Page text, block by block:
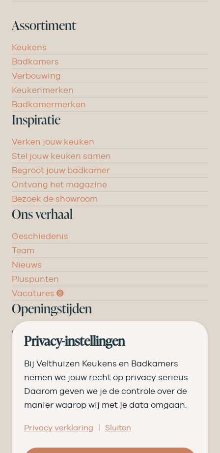
Assortiment
Keukens
Badkamers
Verbouwing
Keukenmerken
Badkamermerken
Inspiratie
Verken jouw keuken
Stel jouw keuken samen
Begroot jouw badkamer
Ontvang het magazine
Bezoek de showroom
Ons verhaal
Geschiedenis
Team
Nieuws
Pluspunten
Vacatures ➑
Openingstijden
DI 09.00 tot 17.30
09.00 tot 17.30
09.00 tot 20.00
Privacy-instellingen
Bij Velthuizen Keukens en Badkamers
nemen we jouw recht op privacy serieus.
Daarom geven we je de controle over de
manier waarop wij met je data omgaan.
Privacy verklaring | Sluiten